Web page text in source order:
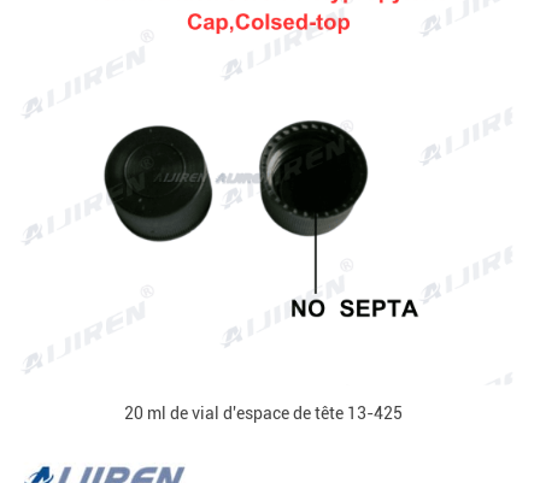
20 ml de vial d'espace de tête 13-425